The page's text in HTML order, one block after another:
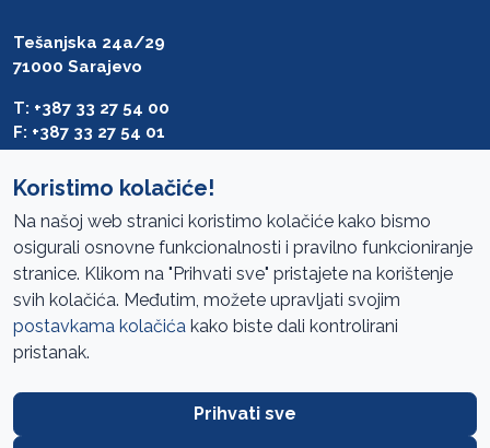
Tešanjska 24a/29
71000 Sarajevo
T: +387 33 27 54 00
F: +387 33 27 54 01
Pristup informacijama
Mapa sajta
Oglasi
Koristimo kolačiće!
Na našoj web stranici koristimo kolačiće kako bismo
osigurali osnovne funkcionalnosti i pravilno funkcioniranje
stranice. Klikom na "Prihvati sve" pristajete na korištenje
svih kolačića. Međutim, možete upravljati svojim
postavkama kolačića kako biste dali kontrolirani
pristanak.
Prihvati sve